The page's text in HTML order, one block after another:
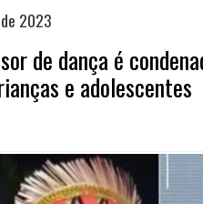
2023
de dança é
e adolescentes